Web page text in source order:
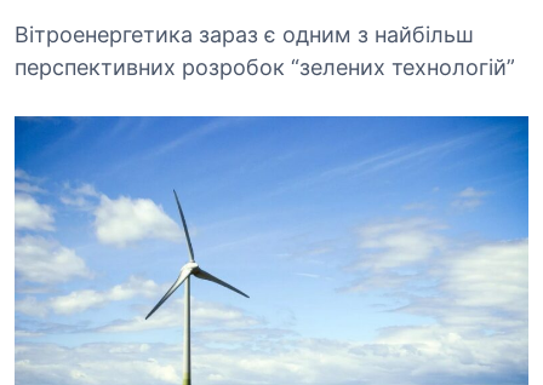
Вітроенергетика зараз є одним з найбільш
перспективних розробок “зелених технологій”